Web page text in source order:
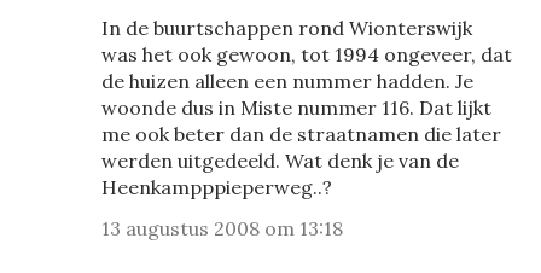
In de buurtschappen rond Wionterswijk
was het ook gewoon, tot 1994 ongeveer, dat
de huizen alleen een nummer hadden. Je
woonde dus in Miste nummer 116. Dat lijkt
me ook beter dan de straatnamen die later
werden uitgedeeld. Wat denk je van de
Heenkampppieperweg..?
13 augustus 2008 om 13:18